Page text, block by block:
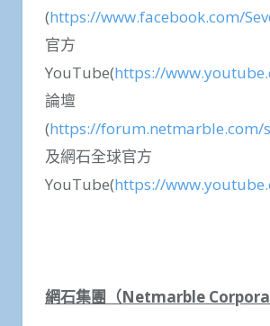
(https://www.facebook.com/
官方
YouTube(https://
論壇
(https://forum.netmarble.com/
及網石全球官方
YouTube(https://
網石集團（Netmarble